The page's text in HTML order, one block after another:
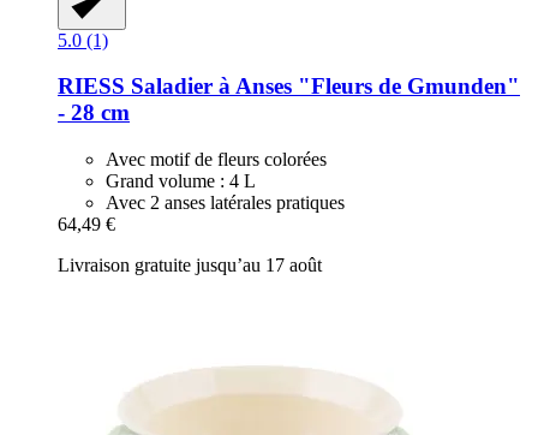
5.0 (1)
RIESS Saladier à Anses "Fleurs de Gmunden"
-​ 28 cm
Avec motif de fleurs colorées
Grand volume : 4 L
Avec 2 anses latérales pratiques
64,49 €
Livraison gratuite jusqu’au 17 août